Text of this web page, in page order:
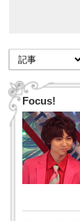
Focus!